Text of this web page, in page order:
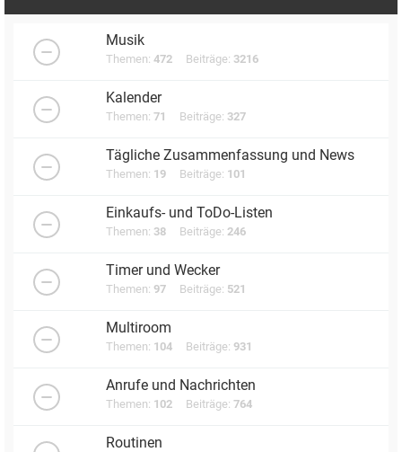
Musik
Themen: 472 Beiträge: 3216
Kalender
Themen: 71 Beiträge: 327
Tägliche Zusammenfassung und News
Themen: 19 Beiträge: 101
Einkaufs- und ToDo-Listen
Themen: 38 Beiträge: 246
Timer und Wecker
Themen: 97 Beiträge: 521
Multiroom
Themen: 104 Beiträge: 931
Anrufe und Nachrichten
Themen: 102 Beiträge: 764
Routinen